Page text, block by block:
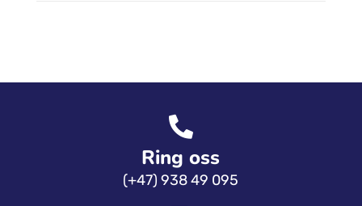
Ring oss
(+47) 938 49 095